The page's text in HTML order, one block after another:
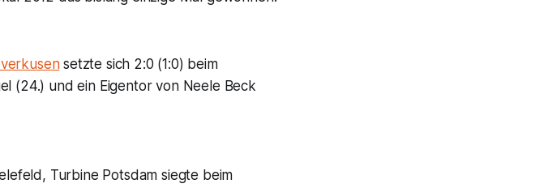
setzte sich 2:0 (1:0) beim
(24.) und ein Eigentor von Neele Beck
Turbine Potsdam siegte beim